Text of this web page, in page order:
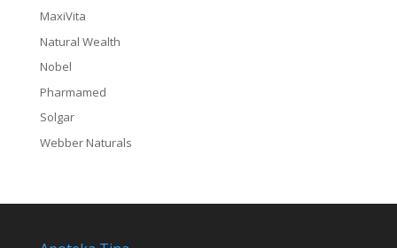
MaxiVita
Natural Wealth
Nobel
Pharmamed
Solgar
Webber Naturals